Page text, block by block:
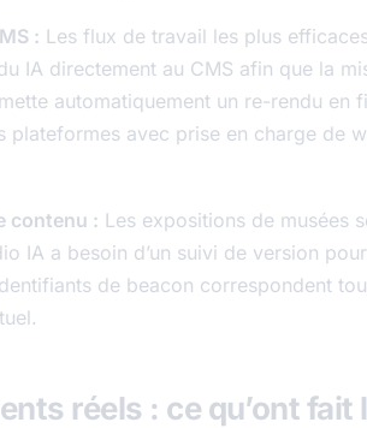
: Les flux de travail les plus
IA directement au CMS afin que la
automatiquement un re-rendu en
plateformes avec prise en charge de
contenu : Les expositions de musées
IA a besoin d’un suivi de version
de beacon correspondent
réels : ce qu’ont fait